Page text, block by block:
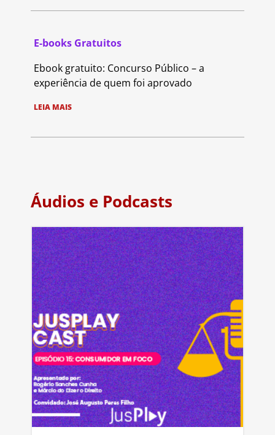
E-books Gratuitos
Ebook gratuito: Concurso Público – a
experiência de quem foi aprovado
LEIA MAIS
Áudios e Podcasts